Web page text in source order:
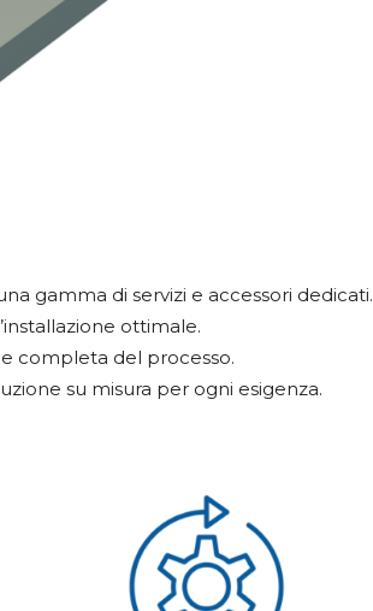
gamma di servizi e accessori dedicati.
ottimale.
completa del processo.
su misura per ogni esigenza.